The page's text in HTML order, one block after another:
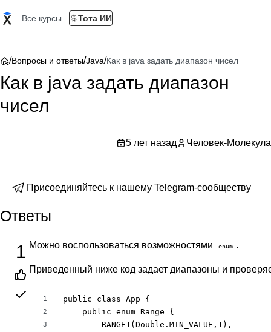
Все курсы Тота ИИ
/Вопросы и ответы/Java/Как в java задать диапазон чисел
Как в java задать диапазон
чисел
5 лет назад Человек-Молекула
Присоединяйтесь к нашему Telegram-сообществу
Ответы
1 Можно воспользоваться возможностями enum .
Приведенный ниже код задает диапазоны и
1
2
3
public class App {
    public enum Range {
        RANGE1(Double.MIN_VALUE,1),